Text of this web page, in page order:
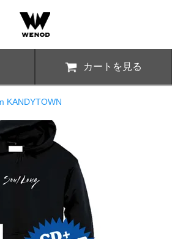
カートを見る
KANDYTOWN